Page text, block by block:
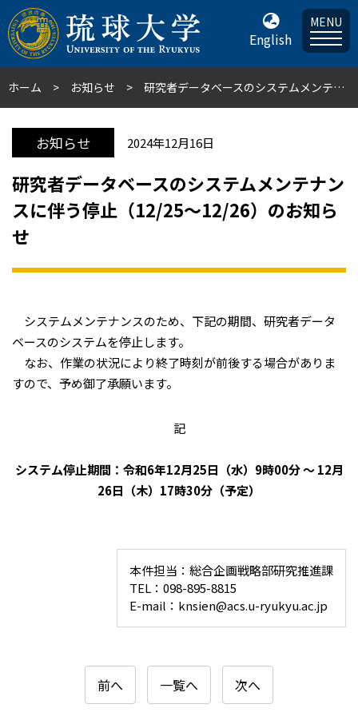
English
MENU
ホーム お知らせ 研究者データベースのシステムメンテナンスに伴う停止（12/25～12/26）のお知らせ
お知らせ 2024年12月16日
研究者データベースのシステムメンテナン
スに伴う停止（12/25～12/26）のお知ら
せ
システムメンテナンスのため、下記の期間、研究者データ
ベースのシステムを停止します。
なお、作業の状況により終了時刻が前後する場合がありま
すので、予め御了承願います。
記
システム停止期間：令和6年12月25日（水）9時00分 ～ 12月
26日（木）17時30分（予定）
本件担当：総合企画戦略部研究推進課
TEL：098-895-8815
E-mail：knsien@acs.u-ryukyu.ac.jp
前へ 一覧へ 次へ